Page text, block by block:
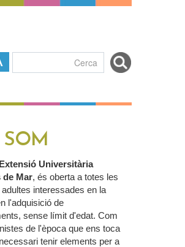
Formulari de
Universitària
Mar, és oberta a totes les
interessades en la
l'adquisició de
sense límit d'edat. Com
de l'època que ens toca
tenir elements per a